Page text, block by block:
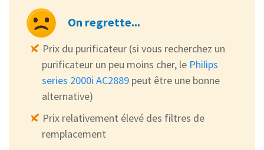
On regrette...
Prix du purificateur (si vous recherchez un
purificateur un peu moins cher, le Philips
series 2000i AC2889 peut être une bonne
alternative)
Prix relativement élevé des filtres de
remplacement